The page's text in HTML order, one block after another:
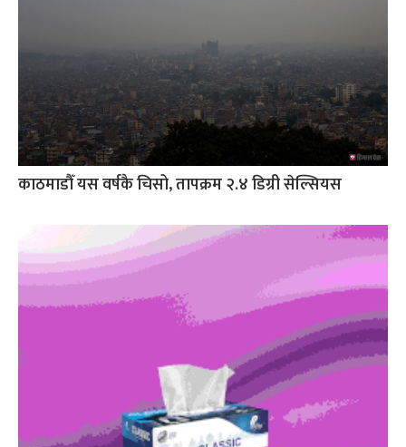
काठमाडौँ यस वर्षकै चिसो, तापक्रम २.४ डिग्री सेल्सियस